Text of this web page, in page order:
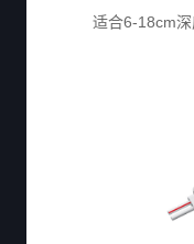
适合6-18cm深